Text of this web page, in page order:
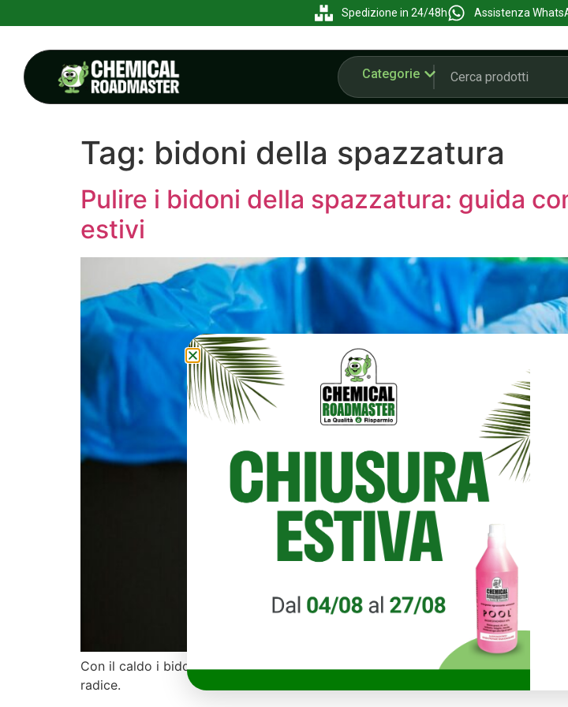
Spedizione in 24/48h Assistenza
Categorie
Tag: bidoni della spazzatura
Pulire i bidoni della spazzatura: guida
estivi
Con il caldo i bidoni emanano cattivi odori. La guida spiega 5 step di pulizia e
radice.